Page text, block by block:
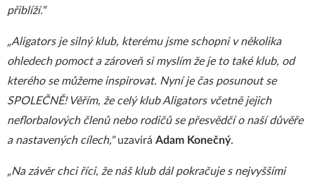
přiblíží.“
„Aligators je silný klub, kterému jsme schopni v několika
ohledech pomoct a zároveň si myslím že je to také klub, od
kterého se můžeme inspirovat. Nyní je čas posunout se
SPOLEČNĚ! Věřím, že celý klub Aligators včetně jejich
neflorbalových členů nebo rodičů se přesvědčí o naší důvěře
a nastavených cílech,"uzavírá Adam Konečný.
„Na závěr chci říci, že náš klub dál pokračuje s nejvyššími